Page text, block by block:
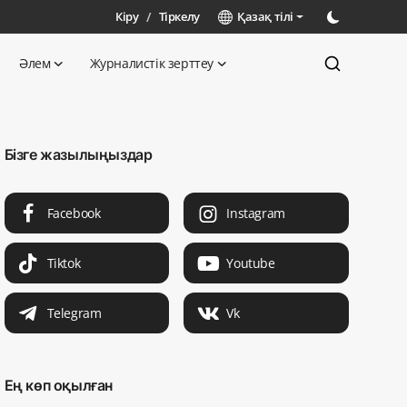
Кіру / Тіркелу Қазақ тілі
Әлем Журналистік зерттеу
Бізге жазылыңыздар
Facebook Instagram
Tiktok Youtube
Telegram Vk
Ең көп оқылған